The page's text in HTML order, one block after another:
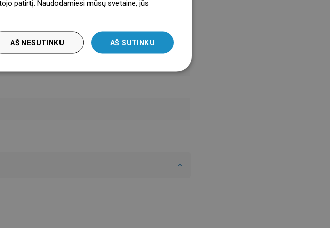
LITHUANIAN
patirtį. Naudodamiesi mūsų svetaine, jūs
AŠ SUTINKU
AŠ NESUTINKU